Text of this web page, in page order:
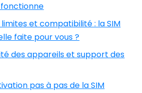
limites et compatibilité : la SIM
faite pour vous ?
des appareils et support des
pas à pas de la SIM